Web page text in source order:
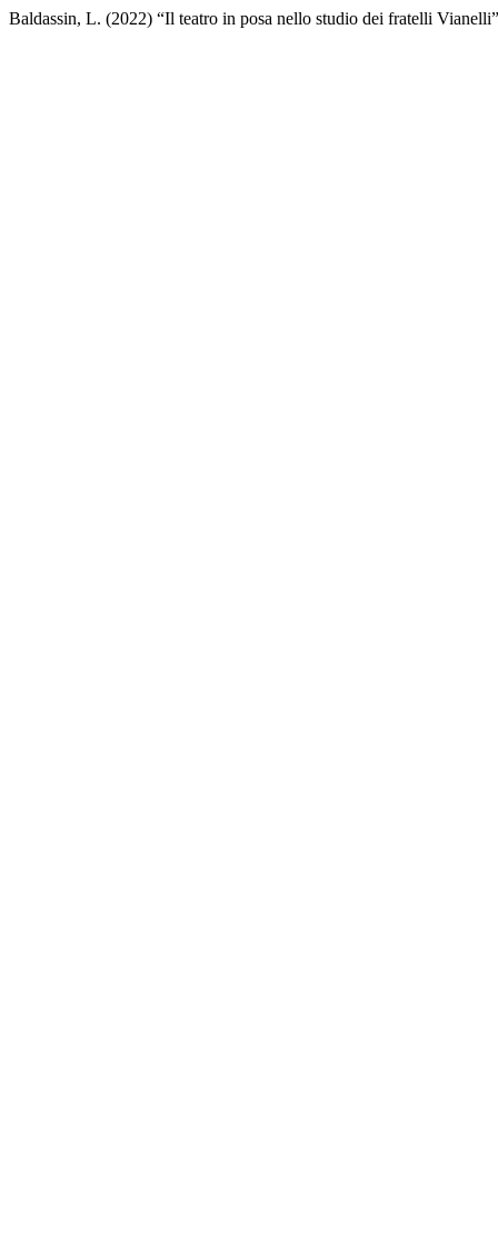
Baldassin, L. (2022) “Il teatro in posa nello studio dei fratelli